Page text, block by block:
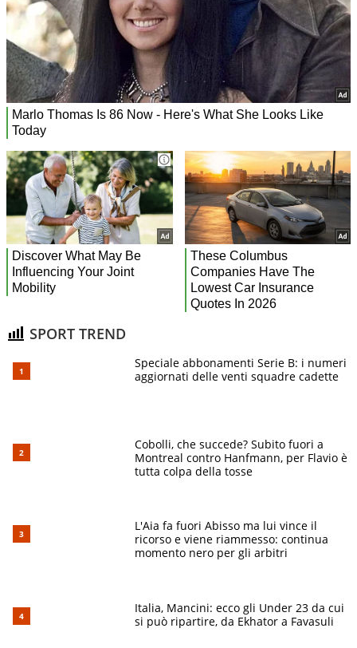
SPORT TREND
Speciale abbonamenti Serie B: i numeri
aggiornati delle venti squadre cadette
Cobolli, che succede? Subito fuori a
Montreal contro Hanfmann, per Flavio è
tutta colpa della tosse
L'Aia fa fuori Abisso ma lui vince il
ricorso e viene riammesso: continua
momento nero per gli arbitri
Italia, Mancini: ecco gli Under 23 da cui
si può ripartire, da Ekhator a Favasuli